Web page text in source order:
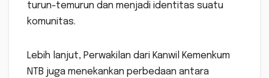
turun-temurun dan menjadi identitas suatu
komunitas.
Lebih lanjut, Perwakilan dari Kanwil Kemenkum
NTB juga menekankan perbedaan antara